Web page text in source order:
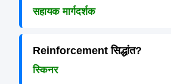
सहायक मार्गदर्शक
Reinforcement सिद्धांत?
स्किनर